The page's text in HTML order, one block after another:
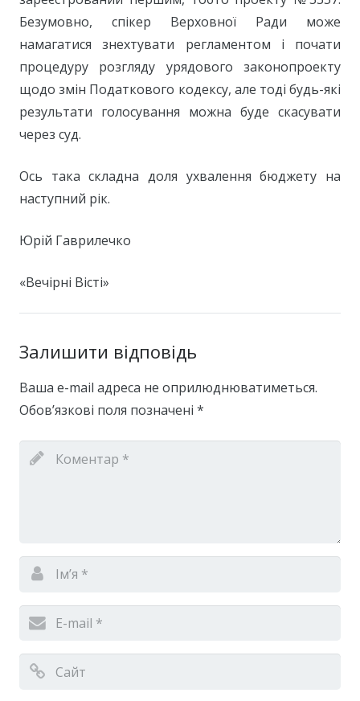
Безумовно, спікер Верховної Ради може
намагатися знехтувати регламентом і почати
процедуру розгляду урядового законопроекту
щодо змін Податкового кодексу, але тоді будь-які
результати голосування можна буде скасувати
через суд.
Ось така складна доля ухвалення бюджету на
наступний рік.
Юрій Гаврилечко
«Вечірні Вісті»
Залишити відповідь
Ваша e-mail адреса не оприлюднюватиметься.
Обов’язкові поля позначені *